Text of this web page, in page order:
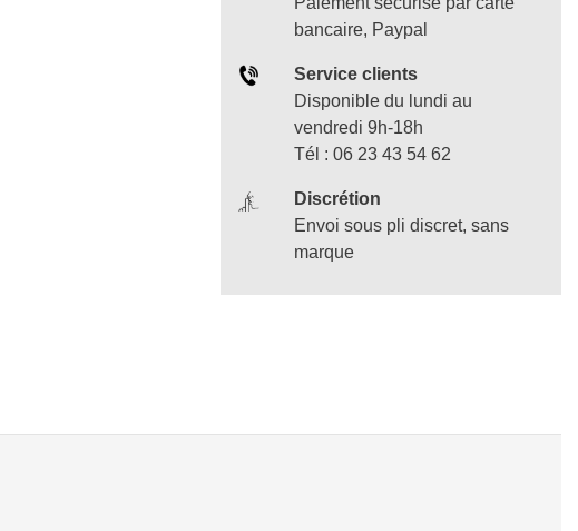
bancaire, Paypal
Service clients
Disponible du lundi au
vendredi 9h-18h
Tél : 06 23 43 54 62
Discrétion
Envoi sous pli discret, sans
marque